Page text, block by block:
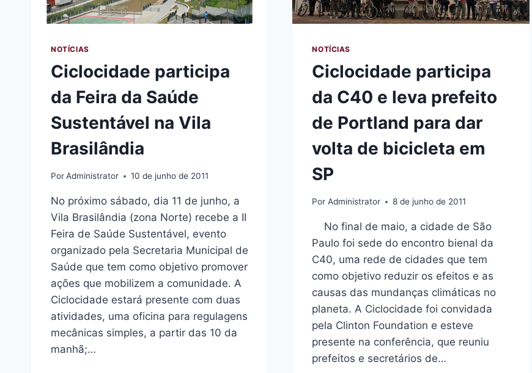
NOTÍCIAS
Ciclocidade participa
da Feira da Saúde
Sustentável na Vila
Brasilândia
PorAdministrator 10 de junho de 2011
No próximo sábado, dia 11 de junho, a
Vila Brasilândia (zona Norte) recebe a II
Feira de Saúde Sustentável, evento
organizado pela Secretaria Municipal de
Saúde que tem como objetivo promover
ações que mobilizem a comunidade. A
Ciclocidade estará presente com duas
atividades, uma oficina para regulagens
mecânicas simples, a partir das 10 da
manhã;…
NOTÍCIAS
Ciclocidade participa
da C40 e leva prefeito
de Portland para dar
volta de bicicleta em
SP
Por Administrator 8 de junho de 2011
No final de maio, a cidade de São
Paulo foi sede do encontro bienal da
C40, uma rede de cidades que tem
como objetivo reduzir os efeitos e as
causas das mundanças climáticas no
planeta. A Ciclocidade foi convidada
pela Clinton Foundation e esteve
presente na conferência, que reuniu
prefeitos e secretários de…